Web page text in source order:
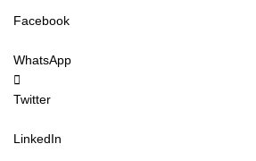
Facebook
WhatsApp
Twitter
LinkedIn